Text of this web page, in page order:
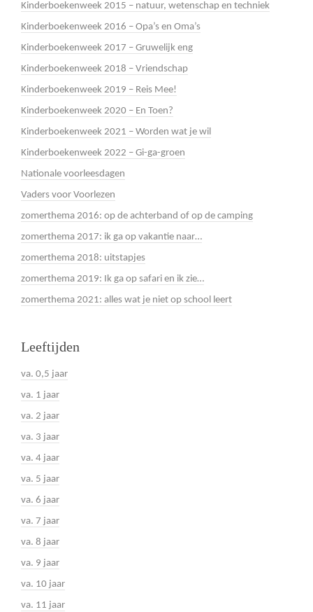
Kinderboekenweek 2015 – natuur, wetenschap en techniek
Kinderboekenweek 2016 – Opa’s en Oma’s
Kinderboekenweek 2017 – Gruwelijk eng
Kinderboekenweek 2018 – Vriendschap
Kinderboekenweek 2019 – Reis Mee!
Kinderboekenweek 2020 – En Toen?
Kinderboekenweek 2021 – Worden wat je wil
Kinderboekenweek 2022 – Gi-ga-groen
Nationale voorleesdagen
Vaders voor Voorlezen
zomerthema 2016: op de achterband of op de camping
zomerthema 2017: ik ga op vakantie naar…
zomerthema 2018: uitstapjes
zomerthema 2019: Ik ga op safari en ik zie…
zomerthema 2021: alles wat je niet op school leert
Leeftijden
va. 0,5 jaar
va. 1 jaar
va. 2 jaar
va. 3 jaar
va. 4 jaar
va. 5 jaar
va. 6 jaar
va. 7 jaar
va. 8 jaar
va. 9 jaar
va. 10 jaar
va. 11 jaar